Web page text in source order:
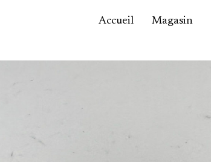
Accueil Magasin
Mobilier